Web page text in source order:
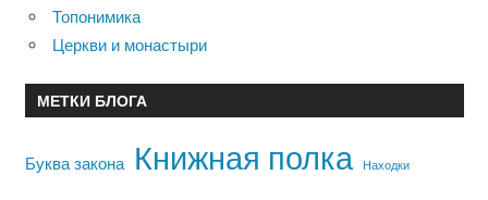
Топонимика
Церкви и монастыри
МЕТКИ БЛОГА
Буква закона Книжная полка Находки